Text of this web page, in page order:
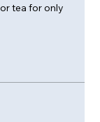
tea for only